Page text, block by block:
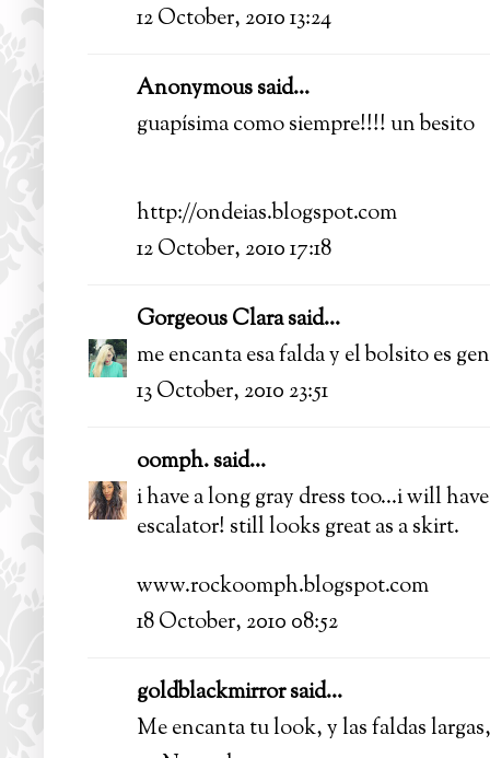
12 October, 2010 13:24
Anonymous said...
guapísima como siempre!!!! un besito
http://ondeias.blogspot.com
12 October, 2010 17:18
Gorgeous Clarasaid...
me encanta esa falda y el bolsito es
13 October, 2010 23:51
oomph.said...
i have a long gray dress too...i will
escalator! still looks great as a skirt.
www.rockoomph.blogspot.com
18 October, 2010 08:52
goldblackmirrorsaid...
Me encanta tu look, y las faldas